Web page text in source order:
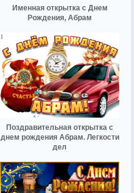
Именная открытка с Днем
Рождения, Абрам
Поздравительная открытка с
днем рождения Абрам. Легкости
дел